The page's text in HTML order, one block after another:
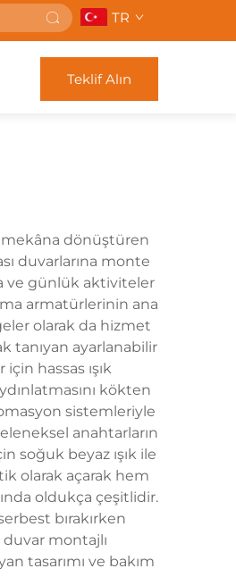
TR
Teklif Alın
mekâna dönüştüren
duvarlarına monte
ve günlük aktiviteler
armatürlerinin ana
olarak da hizmet
tanıyan ayarlanabilir
hassas ışık
kökten
sistemleriyle
anahtarların
soğuk beyaz ışık ile
olarak açarak hem
oldukça çeşitlidir.
bırakırken
montajlı
tasarımı ve bakım